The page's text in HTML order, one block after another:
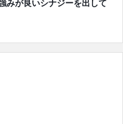
みが良いシナジーを出して